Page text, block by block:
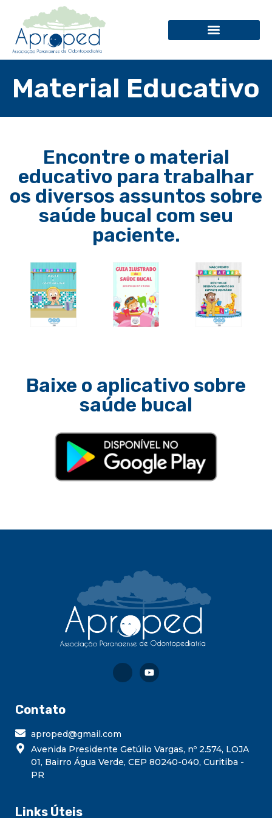
Material Educativo
Encontre o material
educativo para trabalhar
os diversos assuntos sobre
saúde bucal com seu
paciente.
Baixe o aplicativo sobre
saúde bucal
Contato
aproped@gmail.com
Avenida Presidente Getúlio Vargas, nº 2.574, LOJA
01, Bairro Água Verde, CEP 80240-040, Curitiba -
PR
Links Úteis